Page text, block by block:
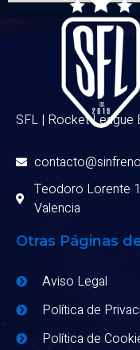
SFL | Rocket League
Teodoro Lorente
Valencia
Otras Páginas
Aviso Legal
Política de
Política de